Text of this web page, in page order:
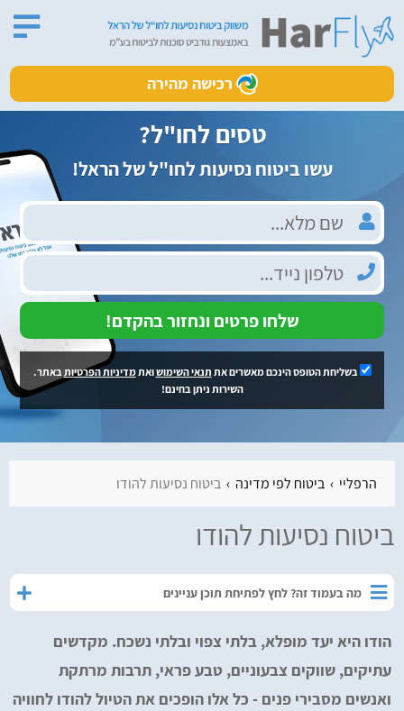
רכישה מהירה
טסים לחו"ל?
עשו ביטוח נסיעות לחו"ל של הראל!
שלחו פרטים ונחזור בהקדם!
בשליחת הטופס הינכם מאשרים את תנאי השימושואתמדיניות הפרטיותבאתר.
השירות ניתן בחינם!
הרפליי ביטוח לפי מדינה ביטוח נסיעות להודו
ביטוח נסיעות להודו
מה בעמוד זה? לחץ לפתיחת תוכן עניינים
הודו היא יעד מופלא, בלתי צפוי ובלתי נשכח. מקדשים
עתיקים, שווקים צבעוניים, טבע פראי, תרבות מרתקת
ואנשים מסבירי פנים - כל אלו הופכים את הטיול להודו לחוויה